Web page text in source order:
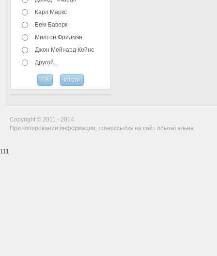
Карл Маркс
Бем-Баверк
Милтон Фридмэн
Джон Мейнард Кейнс
Другой...
Copyright © 2011 - 2014.
При копировании информации, гиперссылка на сайт обызательна.
111